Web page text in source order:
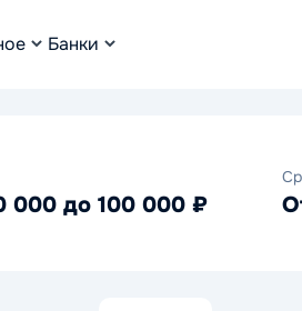
Банки
000 до 100 000 ₽